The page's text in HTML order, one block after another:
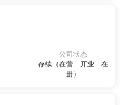
公司状态
存续（在营、开业、在
册）